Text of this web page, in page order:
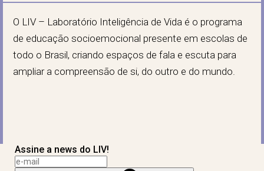
O LIV – Laboratório Inteligência de Vida é o programa
de educação socioemocional presente em escolas de
todo o Brasil, criando espaços de fala e escuta para
ampliar a compreensão de si, do outro e do mundo.
Assine a news do LIV!